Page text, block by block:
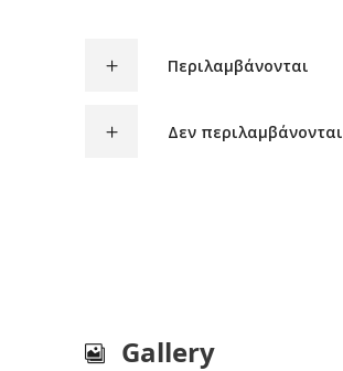
Περιλαμβάνονται
Δεν περιλαμβάνονται
Gallery